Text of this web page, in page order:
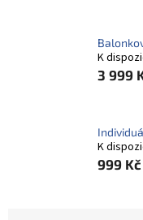
K
3 999
K
999 Kč